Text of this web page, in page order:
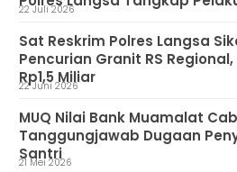
22 Juli 2026
Sat Reskrim Polres Langsa
Pencurian Granit RS
Rp1,5 Miliar
22 Juni 2026
MUQ Nilai Bank Muamalat
Tanggungjawab Dugaan
Santri
21 Mei 2026